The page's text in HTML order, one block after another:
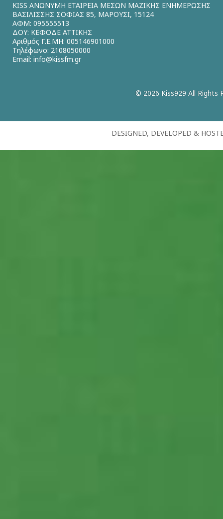
KISS ΑΝΩΝΥΜΗ ΕΤΑΙΡΕΙΑ ΜΕΣΩΝ ΜΑΖΙΚΗΣ ΕΝΗΜΕΡΩΣΗΣ
ΒΑΣΙΛΙΣΣΗΣ ΣΟΦΙΑΣ 85, ΜΑΡΟΥΣΙ, 15124
ΑΦΜ: 095555513
ΔΟΥ: ΚΕΦΟΔΕ ΑΤΤΙΚΗΣ
Αριθμός Γ.Ε.ΜΗ: 005146901000
Τηλέφωνο: 2108050000
Email: info@kissfm.gr
© 2026 Kiss929 All Rights
DESIGNED, DEVELOPED &